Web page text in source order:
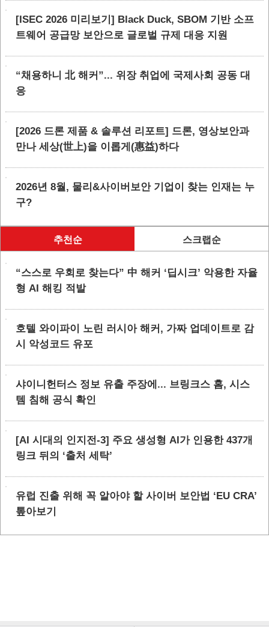
[ISEC 2026 미리보기] Black Duck, SBOM 기반 소프
트웨어 공급망 보안으로 글로벌 규제 대응 지원
“채용하니 北 해커”... 위장 취업에 국제사회 공동 대
응
[2026 드론 제품 & 솔루션 리포트] 드론, 영상보안과
만나 세상(世上)을 이롭게(惠益)하다
2026년 8월, 물리&사이버보안 기업이 찾는 인재는 누
구?
추천순 스크랩순
“스스로 우회로 찾는다” 中 해커 ‘딥시크’ 악용한 자율
형 AI 해킹 적발
호텔 와이파이 노린 러시아 해커, 가짜 업데이트로 감
시 악성코드 유포
샤이니헌터스 정보 유출 주장에... 브링크스 홈, 시스
템 침해 공식 확인
[AI 시대의 인지전-3] 주요 생성형 AI가 인용한 437개
링크 뒤의 ‘출처 세탁’
유럽 진출 위해 꼭 알아야 할 사이버 보안법 ‘EU CRA’
톺아보기